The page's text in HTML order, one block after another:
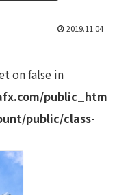
2019.11.04
on false in
public_htm
public/class-